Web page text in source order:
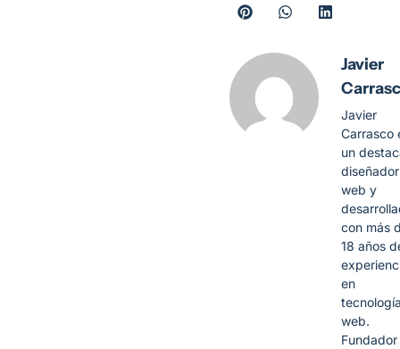
Javier
Javier
Carrasco
un
diseñador
web y
con más
18 años
en
web.